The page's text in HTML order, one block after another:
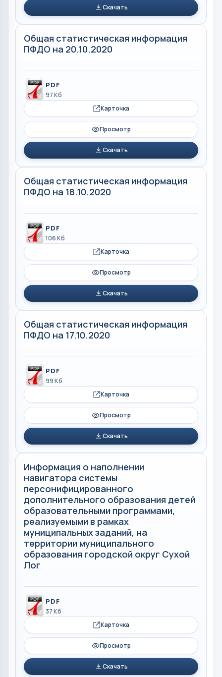
Скачать
Общая статистическая информация
ПФДО на 20.10.2020
PDF
97 Кб
Карточка
Просмотр
Скачать
Общая статистическая информация
ПФДО на 18.10.2020
PDF
106 Кб
Карточка
Просмотр
Скачать
Общая статистическая информация
ПФДО на 17.10.2020
PDF
99 Кб
Карточка
Просмотр
Скачать
Информация о наполнении
навигатора системы
персонифицированного
дополнительного образования детей
образовательными программами,
реализуемыми в рамках
муниципальных заданий, на
территории муниципального
образования городской округ Сухой
Лог
PDF
37 Кб
Карточка
Просмотр
Скачать